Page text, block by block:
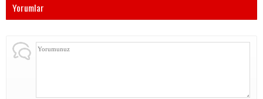
Yorumlar